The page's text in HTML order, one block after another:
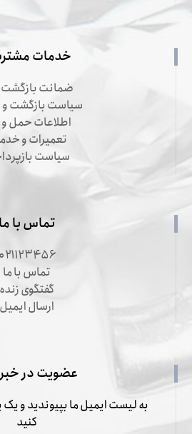
خدمات
ضمانت
سیاست بازگشت و
اطلاعات حمل
تعمیرات و
سیاست
تماس با ما
۰۲۱۱۲۳۴۵۶
تماس با ما
گفتگوی زنده
ارسال ایمیل
عضویت در
به لیست ایمیل ما بپیوندید و
کنید